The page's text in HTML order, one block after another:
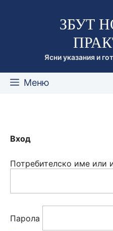
съдържаниетоЗБУТ
Ясни указания и
Меню
Вход
Потребителско име или
Парола